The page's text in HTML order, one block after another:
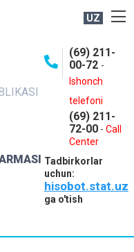
UZ
(69) 211-
00-72 -
Ishonch
telefoni
(69) 211-
72-00 - Call
Center
Tadbirkorlar
uchun:
hisobot.stat.uz
ga o'tish